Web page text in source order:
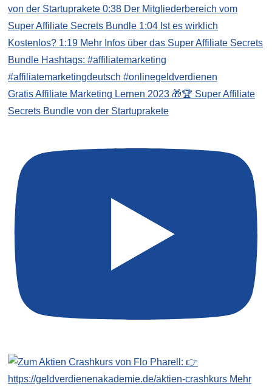
Gratis Affiliate Marketing Lernen 2023 🎁🏆 Super Affiliate
Secrets Bundle von der Startuprakete